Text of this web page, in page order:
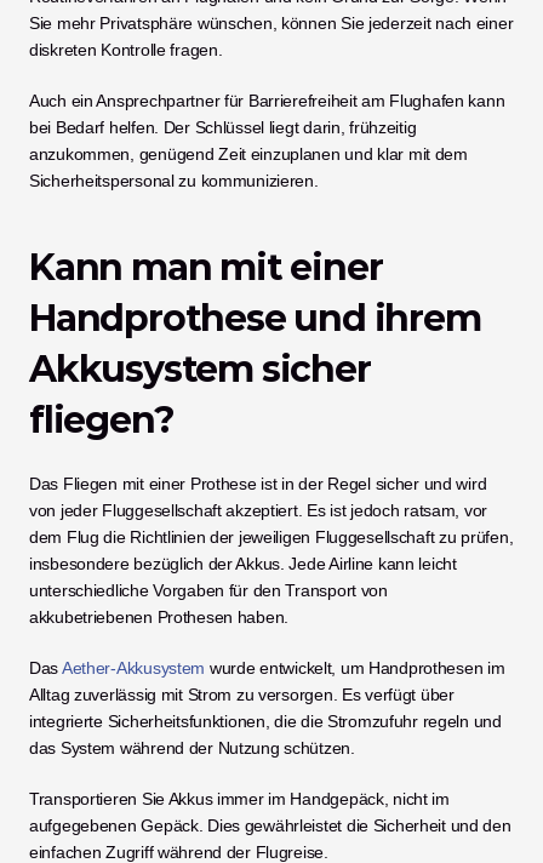
Sie mehr Privatsphäre wünschen, können Sie jederzeit nach einer
diskreten Kontrolle fragen.
Auch ein Ansprechpartner für Barrierefreiheit am Flughafen kann
bei Bedarf helfen. Der Schlüssel liegt darin, frühzeitig
anzukommen, genügend Zeit einzuplanen und klar mit dem
Sicherheitspersonal zu kommunizieren.
Kann man mit einer
Handprothese und ihrem
Akkusystem sicher
fliegen?
Das Fliegen mit einer Prothese ist in der Regel sicher und wird
von jeder Fluggesellschaft akzeptiert. Es ist jedoch ratsam, vor
dem Flug die Richtlinien der jeweiligen Fluggesellschaft zu prüfen,
insbesondere bezüglich der Akkus. Jede Airline kann leicht
unterschiedliche Vorgaben für den Transport von
akkubetriebenen Prothesen haben.
Das Aether-Akkusystem wurde entwickelt, um Handprothesen im
Alltag zuverlässig mit Strom zu versorgen. Es verfügt über
integrierte Sicherheitsfunktionen, die die Stromzufuhr regeln und
das System während der Nutzung schützen.
Transportieren Sie Akkus immer im Handgepäck, nicht im
aufgegebenen Gepäck. Dies gewährleistet die Sicherheit und den
einfachen Zugriff während der Flugreise.